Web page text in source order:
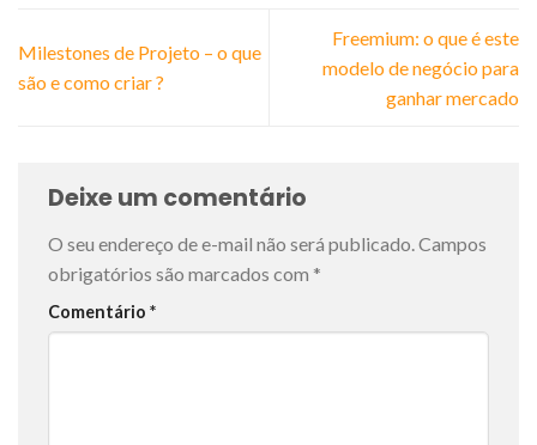
Milestones de Projeto – o que
são e como criar ?
Freemium: o que é este
modelo de negócio para
ganhar mercado
Deixe um comentário
O seu endereço de e-mail não será publicado. Campos
obrigatórios são marcados com *
Comentário *